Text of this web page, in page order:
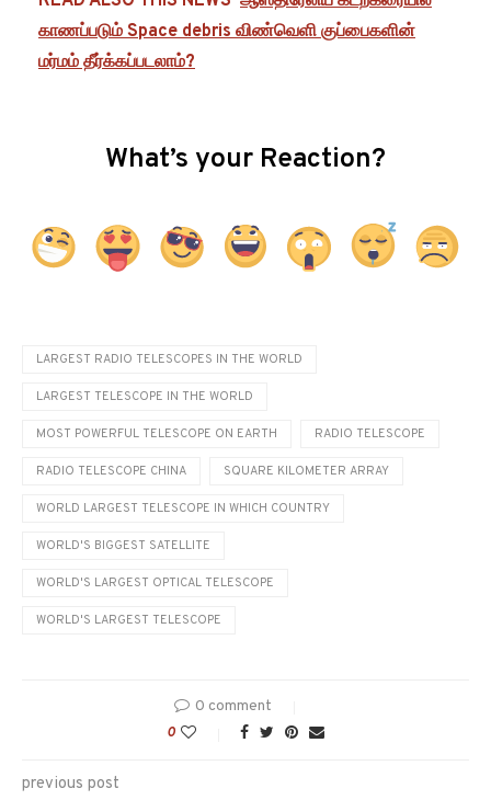
காணப்படும் Space debris விண்வெளி குப்பைகளின்
மர்மம் தீர்க்கப்படலாம்?
What’s your Reaction?
LARGEST RADIO TELESCOPES IN THE WORLD
LARGEST TELESCOPE IN THE WORLD
MOST POWERFUL TELESCOPE ON EARTH RADIO TELESCOPE
RADIO TELESCOPE CHINA SQUARE KILOMETER ARRAY
WORLD LARGEST TELESCOPE IN WHICH COUNTRY
WORLD'S BIGGEST SATELLITE
WORLD'S LARGEST OPTICAL TELESCOPE
WORLD'S LARGEST TELESCOPE
0 comment
0
previous post